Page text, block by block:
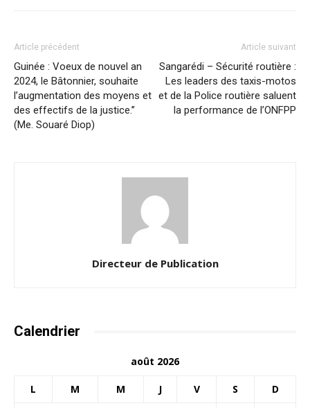
Article précédent
Guinée : Voeux de nouvel an
2024, le Bâtonnier, souhaite
l’augmentation des moyens et
des effectifs de la justice.’’
(Me. Souaré Diop)
Article suivant
Sangarédi – Sécurité routière :
Les leaders des taxis-motos
et de la Police routière saluent
la performance de l’ONFPP
Directeur de Publication
Calendrier
août 2026
L M M J V S D